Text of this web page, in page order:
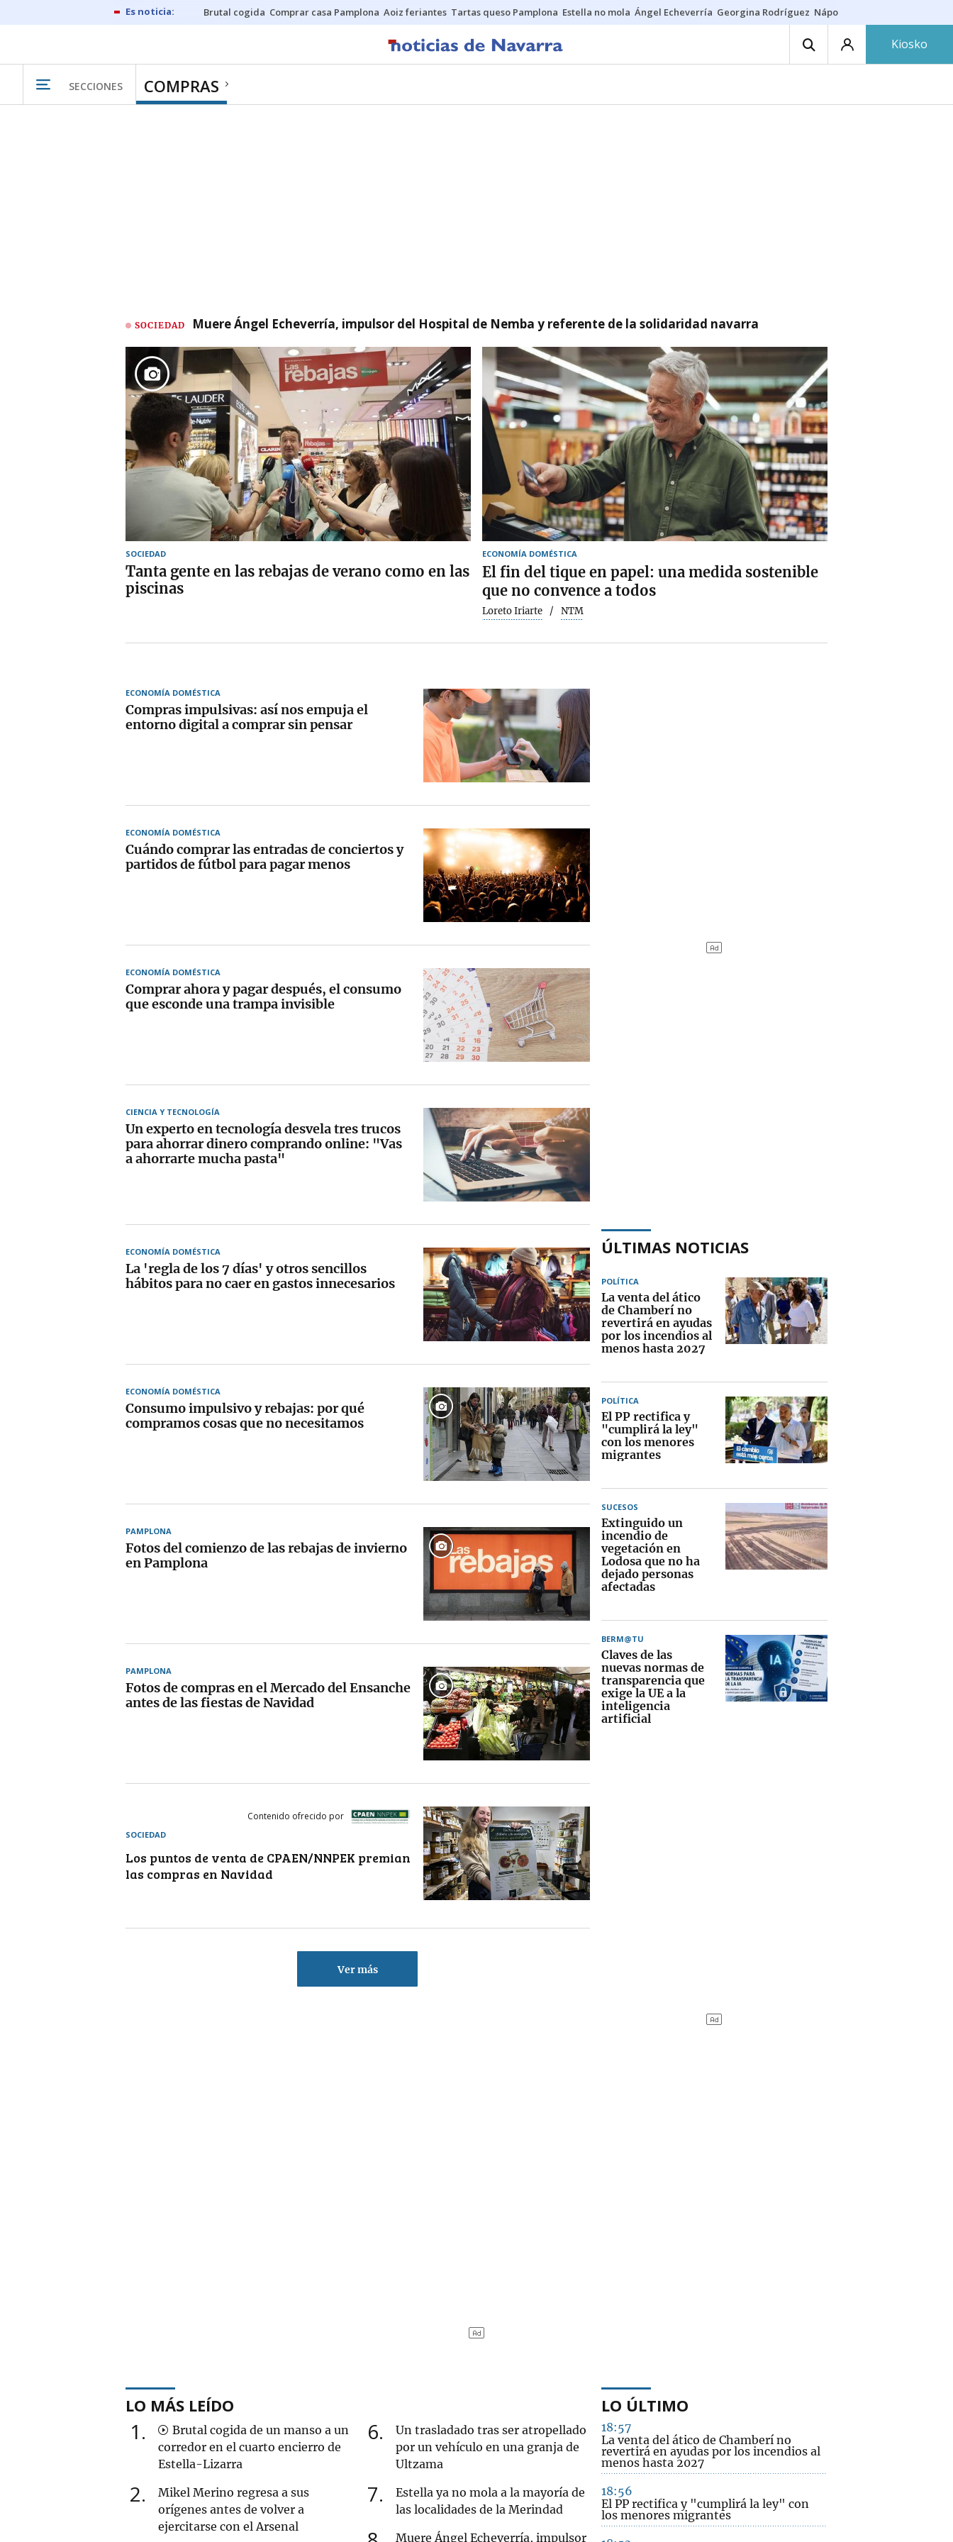
Brutal cogida Comprar casa Pamplona Aoiz feriantes Tartas queso Pamplona Estella no mola Ángel Echeverría Georgina Rodríguez Nápoles - Osasuna
Kiosko
SECCIONES COMPRAS
SOCIEDAD Muere Ángel Echeverría, impulsor del Hospital de Nemba y referente de la solidaridad navarra
SOCIEDAD
Tanta gente en las rebajas de verano como en las
piscinas
ECONOMÍA DOMÉSTICA
El fin del tique en papel: una medida sostenible
que no convence a todos
Loreto Iriarte NTM
ECONOMÍA DOMÉSTICA
Compras impulsivas: así nos empuja el
entorno digital a comprar sin pensar
ECONOMÍA DOMÉSTICA
Cuándo comprar las entradas de conciertos y
partidos de fútbol para pagar menos
ECONOMÍA DOMÉSTICA
Comprar ahora y pagar después, el consumo
que esconde una trampa invisible
CIENCIA Y TECNOLOGÍA
Un experto en tecnología desvela tres trucos
para ahorrar dinero comprando online: "Vas
a ahorrarte mucha pasta"
ECONOMÍA DOMÉSTICA
La 'regla de los 7 días' y otros sencillos
hábitos para no caer en gastos innecesarios
ECONOMÍA DOMÉSTICA
Consumo impulsivo y rebajas: por qué
compramos cosas que no necesitamos
PAMPLONA
Fotos del comienzo de las rebajas de invierno
en Pamplona
PAMPLONA
Fotos de compras en el Mercado del Ensanche
antes de las fiestas de Navidad
Contenido ofrecido por
SOCIEDAD
Los puntos de venta de CPAEN/NNPEK premian
las compras en Navidad
Ver más
ÚLTIMAS NOTICIAS
POLÍTICA
La venta del ático
de Chamberí no
revertirá en ayudas
por los incendios al
menos hasta 2027
POLÍTICA
El PP rectifica y
"cumplirá la ley"
con los menores
migrantes
SUCESOS
Extinguido un
incendio de
vegetación en
Lodosa que no ha
dejado personas
afectadas
BERM@TU
Claves de las
nuevas normas de
transparencia que
exige la UE a la
inteligencia
artificial
LO MÁS LEÍDO
1
Brutal cogida de un manso a un
corredor en el cuarto encierro de
Estella-Lizarra
2
Mikel Merino regresa a sus
orígenes antes de volver a
ejercitarse con el Arsenal
6
Un trasladado tras ser atropellado
por un vehículo en una granja de
Ultzama
7
Estella ya no mola a la mayoría de
las localidades de la Merindad
Muere Ángel Echeverría, impulsor
LO ÚLTIMO
18:57
La venta del ático de Chamberí no
revertirá en ayudas por los incendios al
menos hasta 2027
18:56
El PP rectifica y "cumplirá la ley" con
los menores migrantes